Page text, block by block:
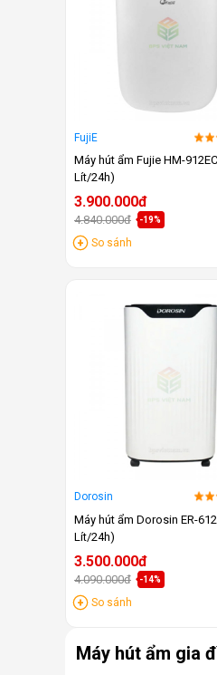
FujiE
Máy hút ẩm Fujie HM-
Lít/24h)
3.900.000đ
4.840.000đ -19%
So sánh
Dorosin
Máy hút ẩm Dorosin ER-
Lít/24h)
3.500.000đ
4.090.000đ -14%
So sánh
Máy hút ẩm gia